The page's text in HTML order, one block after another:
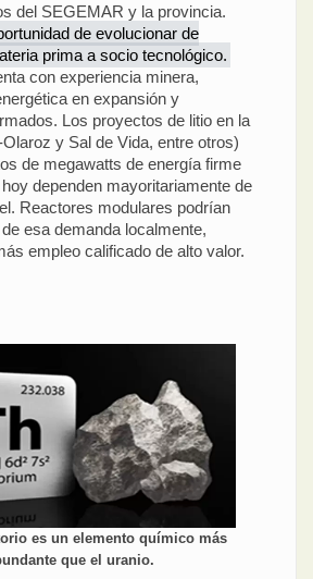
del SEGEMAR y la provincia.
de evolucionar de
prima a socio tecnológico.
con experiencia minera,
en expansión y
Los proyectos de litio en la
y Sal de Vida, entre otros)
de megawatts de energía firme
dependen mayoritariamente de
Reactores modulares podrían
esa demanda localmente,
empleo calificado de alto valor.
es un elemento químico más
que el uranio.